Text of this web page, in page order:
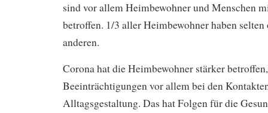
sind vor allem Heimbewohner und Menschen
betroffen. 1/3 aller Heimbewohner haben
anderen.
Corona hat die Heimbewohner stärker
Beeinträchtigungen vor allem bei den
Alltagsgestaltung. Das hat Folgen für die